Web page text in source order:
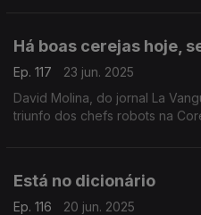
Há boas cerejas hoje,
Ep. 117
23 jun. 2025
David Molina, do jornal La
triunfo dos chefs robots na
Está no dicionário
Ep. 116
20 jun. 2025